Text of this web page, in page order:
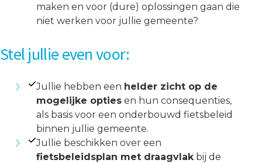
maken en voor (dure) oplossingen gaan die
niet werken voor jullie gemeente?
Stel jullie even voor:
Jullie hebben een helder zicht op de
mogelijke opties en hun consequenties,
als basis voor een onderbouwd fietsbeleid
binnen jullie gemeente.
Jullie beschikken over een
fietsbeleidsplan met draagvlak bij de